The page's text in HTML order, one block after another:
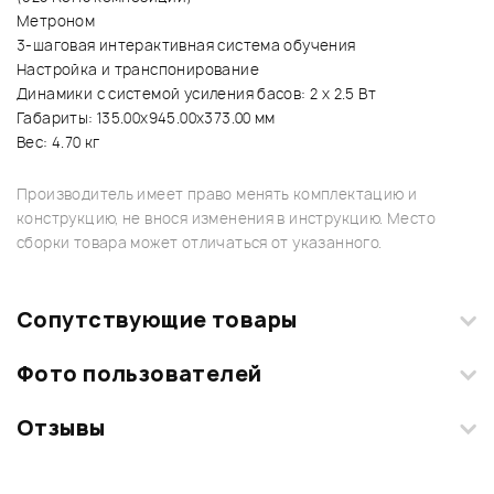
Метроном
3-шаговая интерактивная система обучения
Настройка и транспонирование
Динамики с системой усиления басов: 2 х 2.5 Вт
Габариты: 135.00x945.00x373.00 мм
Вес: 4.70 кг
Производитель имеет право менять комплектацию и
конструкцию, не внося изменения в инструкцию. Место
сборки товара может отличаться от указанного.
Сопутствующие товары
Фото пользователей
Загрузите свои фотографии купленного товара и получите
Отзывы